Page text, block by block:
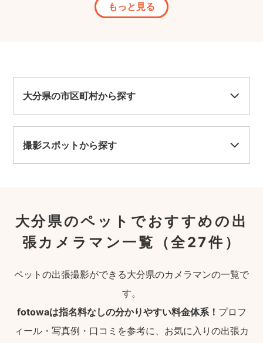
もっと見る
大分県の市区町村から探す
撮影スポットから探す
大分県のペットでおすすめの出
張カメラマン一覧
（全27件）
ペットの出張撮影ができる大分県のカメラマンの一覧で
す。
fotowaは指名料なしの分かりやすい料金体系！ プロフ
ィール・写真例・口コミを参考に、お気に入りの出張カ